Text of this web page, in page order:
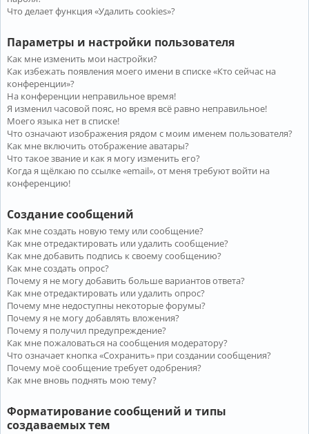
я
Что делает функция «Удалить cookies»?
Параметры и настройки пользователя
Как мне изменить мои настройки?
Как избежать появления моего имени в списке «Кто сейчас на
конференции»?
На конференции неправильное время!
Я изменил часовой пояс, но время всё равно неправильное!
Моего языка нет в списке!
Что означают изображения рядом с моим именем пользователя?
Как мне включить отображение аватары?
Что такое звание и как я могу изменить его?
Когда я щёлкаю по ссылке «email», от меня требуют войти на
конференцию!
Создание сообщений
Как мне создать новую тему или сообщение?
Как мне отредактировать или удалить сообщение?
Как мне добавить подпись к своему сообщению?
Как мне создать опрос?
Почему я не могу добавить больше вариантов ответа?
Как мне отредактировать или удалить опрос?
Почему мне недоступны некоторые форумы?
Почему я не могу добавлять вложения?
Почему я получил предупреждение?
Как мне пожаловаться на сообщения модератору?
Что означает кнопка «Сохранить» при создании сообщения?
Почему моё сообщение требует одобрения?
Как мне вновь поднять мою тему?
Форматирование сообщений и типы
создаваемых тем